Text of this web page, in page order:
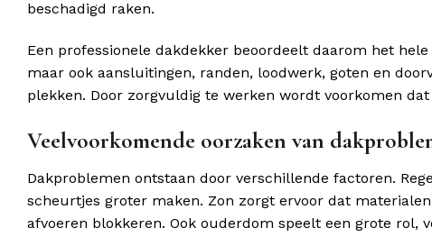
beschadigd raken.
Een professionele dakdekker beoordeelt daarom het
maar ook aansluitingen, randen, loodwerk, goten en
plekken. Door zorgvuldig te werken wordt voorkomen
Veelvoorkomende oorzaken van
Dakproblemen ontstaan door verschillende factoren.
scheurtjes groter maken. Zon zorgt ervoor dat
afvoeren blokkeren. Ook ouderdom speelt een grote rol,